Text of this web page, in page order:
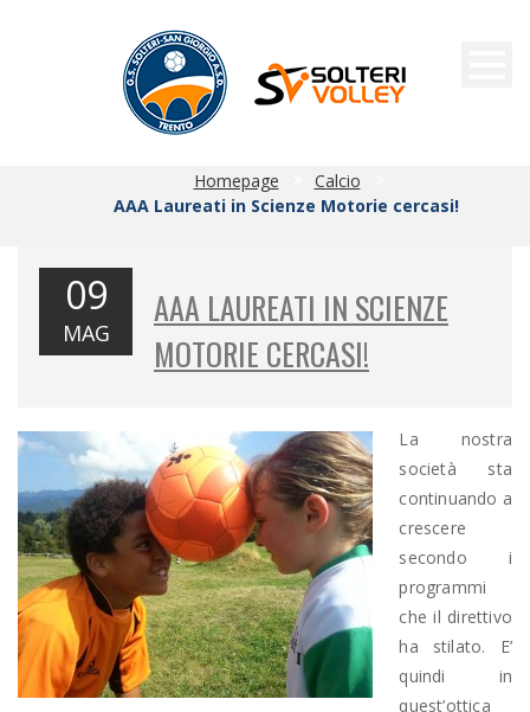
Homepage
Calcio
AAA Laureati in Scienze Motorie cercasi!
09
MAG
AAA LAUREATI IN SCIENZE
MOTORIE CERCASI!
La nostra
società sta
continuando a
crescere
secondo i
programmi
che il direttivo
ha stilato. E’
quindi in
quest’ottica